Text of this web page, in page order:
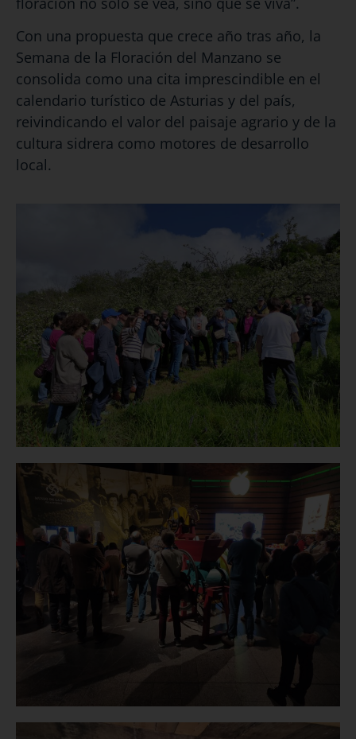
Con una propuesta que crece año tras año, la
Semana de la Floración del Manzano se
consolida como una cita imprescindible en el
calendario turístico de Asturias y del país,
reivindicando el valor del paisaje agrario y de la
cultura sidrera como motores de desarrollo
local.